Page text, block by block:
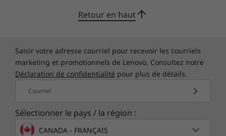
y a une caméra FHD avec un obturateur de
distrayant pour des appels d'une clarté
cristalline. Tout cela fait de cet ordinateur
portable le choix idéal : assez léger pour être
transporté toute la journée et suffisamment
grand pour travailler confortablement sur des
feuilles de calcul et des présentations
Retour en haut
Saisir votre adresse courriel pour recevoir les courriels
marketing et promotionnels de Lenovo. Consultez notre
Déclaration de confidentialité pour plus de détails.
Courriel
Sélectionner le pays / la région :
CANADA - FRANÇAIS